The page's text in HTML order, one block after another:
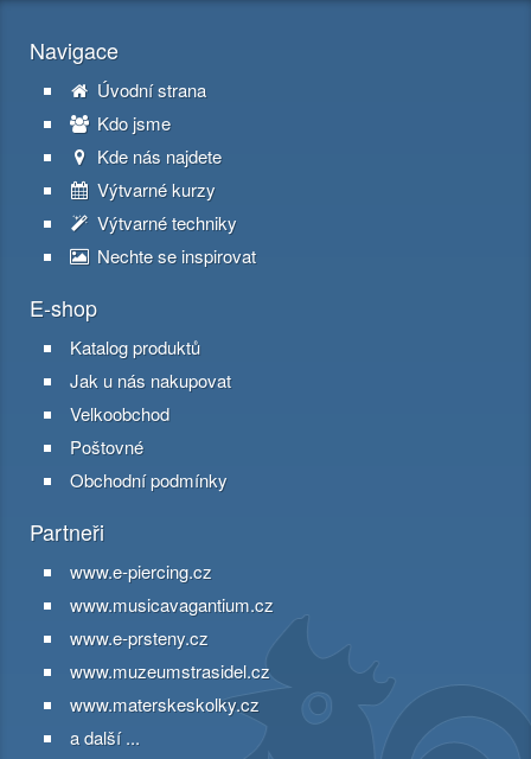
Navigace
Úvodní strana
Kdo jsme
Kde nás najdete
Výtvarné kurzy
Výtvarné techniky
Nechte se inspirovat
E-shop
Katalog produktů
Jak u nás nakupovat
Velkoobchod
Poštovné
Obchodní podmínky
Partneři
www.e-piercing.cz
www.musicavagantium.cz
www.e-prsteny.cz
www.muzeumstrasidel.cz
www.materskeskolky.cz
a další ...